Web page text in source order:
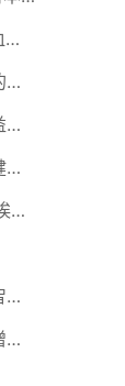
专家解读：开始规律运动后你的血压会发生什么变化
专家解析：开始规律运动后，你的血压会发生什么变化
专家称姜黄的抗氧化能力可能有益心脏健康
专家称：数据中心噪音影响广泛健康问题
专家心脏病学家解释克里斯蒂安·埃里克森为丹麦队晕倒的原因
专家分享如何防范医疗领域人工智能的负面影响
不规律睡眠习惯与大脑组织损伤增加相关